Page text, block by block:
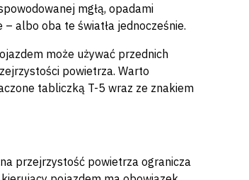
mgłą, opadami
albo oba te światła jednocześnie.
może używać przednich
powietrza. Warto
tabliczką T-5 wraz ze znakiem
przejrzystość powietrza ogranicza